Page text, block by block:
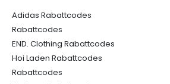
Adidas Rabattcodes
Rabattcodes
END. Clothing Rabattcodes
Hoi Laden Rabattcodes
Rabattcodes